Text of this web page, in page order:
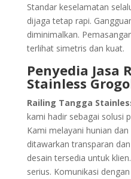
Standar keselamatan
dijaga tetap rapi.
diminimalkan.
terlihat simetris dan kuat.
Penyedia Jasa
Stainless
Railing Tangga
kami hadir sebagai solusi
Kami melayani hunian
ditawarkan transparan
desain tersedia untuk
serius. Komunikasi